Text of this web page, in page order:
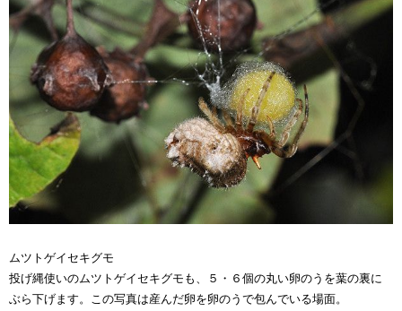
ムツトゲイセキグモ
投げ縄使いのムツトゲイセキグモも、５・６個の丸い卵のうを葉の裏に
ぶら下げます。この写真は産んだ卵を卵のうで包んでいる場面。